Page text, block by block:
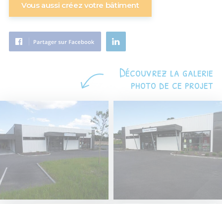
Vous aussi créez votre bâtiment
Découvrez la galerie
photo de ce projet